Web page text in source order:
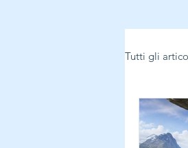
Tutti gli